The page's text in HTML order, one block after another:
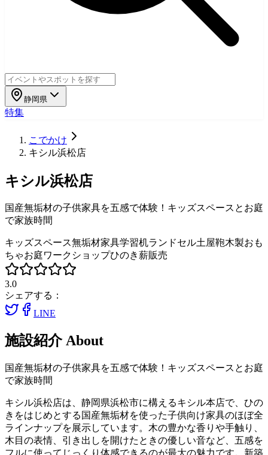
静岡県
特集
こでかけ
キシル浜松店
キシル浜松店
国産無垢材の子供家具を五感で体験！キッズスペースとお庭
で家族時間
キッズスペース無垢材家具学習机ランドセル土屋鞄木製おも
ちゃお庭ワークショップひのき薪販売
3.0
シェアする：
LINE
施設紹介 About
国産無垢材の子供家具を五感で体験！キッズスペースとお庭
で家族時間
キシル浜松店は、静岡県浜松市に構えるキシル本店で、ひの
きをはじめとする国産無垢材を使った子供向け家具のほぼ全
ラインナップを展示しています。木の豊かな香りや手触り、
木目の表情、引き出しを開けたときの優しい音など、五感を